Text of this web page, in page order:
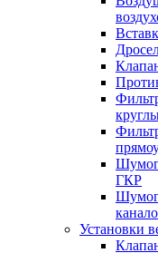
ГКР
Установки